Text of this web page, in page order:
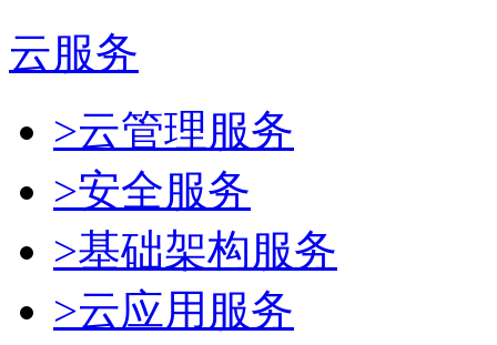
云服务
>云管理服务
>安全服务
>基础架构服务
>云应用服务